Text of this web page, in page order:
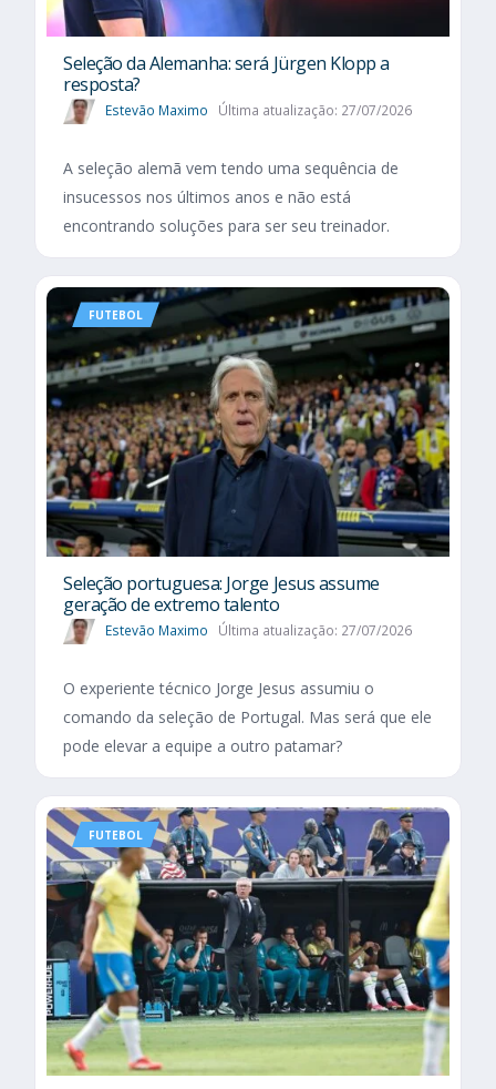
Seleção da Alemanha: será Jürgen Klopp a
resposta?
Estevão Maximo Última atualização: 27/07/2026
A seleção alemã vem tendo uma sequência de
insucessos nos últimos anos e não está
encontrando soluções para ser seu treinador.
FUTEBOL
Seleção portuguesa: Jorge Jesus assume
geração de extremo talento
Estevão Maximo Última atualização: 27/07/2026
O experiente técnico Jorge Jesus assumiu o
comando da seleção de Portugal. Mas será que ele
pode elevar a equipe a outro patamar?
FUTEBOL